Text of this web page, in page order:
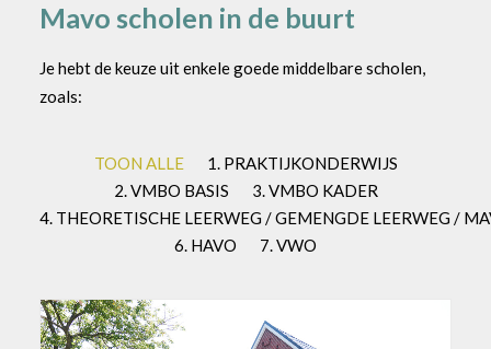
Mavo scholen in de buurt
Je hebt de keuze uit enkele goede middelbare scholen,
zoals:
TOON ALLE
1. PRAKTIJKONDERWIJS
2. VMBO BASIS
3. VMBO KADER
4. THEORETISCHE LEERWEG / GEMENGDE LEERWEG /
6. HAVO
7. VWO